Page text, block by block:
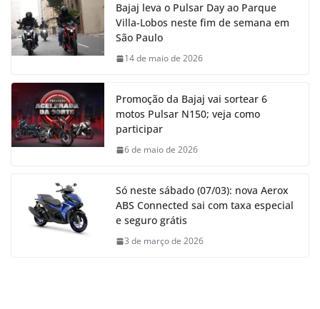
Bajaj leva o Pulsar Day ao Parque
Villa-Lobos neste fim de semana em
São Paulo
14 de maio de 2026
Promoção da Bajaj vai sortear 6
motos Pulsar N150; veja como
participar
6 de maio de 2026
Só neste sábado (07/03): nova Aerox
ABS Connected sai com taxa especial
e seguro grátis
3 de março de 2026